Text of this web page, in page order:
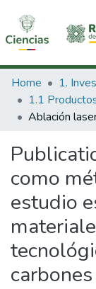
Communities &
All of DSpace
Home
como
estudio